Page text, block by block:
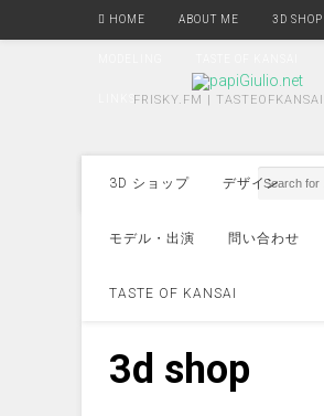
HOME ABOUT ME 3D SHOP
LINKSFRISKY.FM |
3D ショップ デザイン
モデル・出演 問い合わせ
TASTE OF KANSAI
3d shop